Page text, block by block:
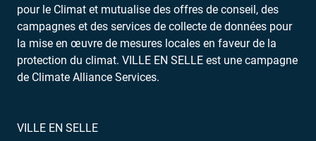
pour le Climat et mutualise des offres de conseil, des
campagnes et des services de collecte de données pour
la mise en œuvre de mesures locales en faveur de la
protection du climat. VILLE EN SELLE est une campagne
de Climate Alliance Services.
VILLE EN SELLE